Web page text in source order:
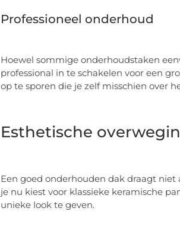
Professioneel onderhoud
Hoewel sommige onderhoudstaken
professional in te schakelen voor een
op te sporen die je zelf misschien over
Esthetische
Een goed onderhouden dak draagt
je nu kiest voor klassieke keramische
unieke look te geven.